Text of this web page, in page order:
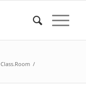
Class.Room /